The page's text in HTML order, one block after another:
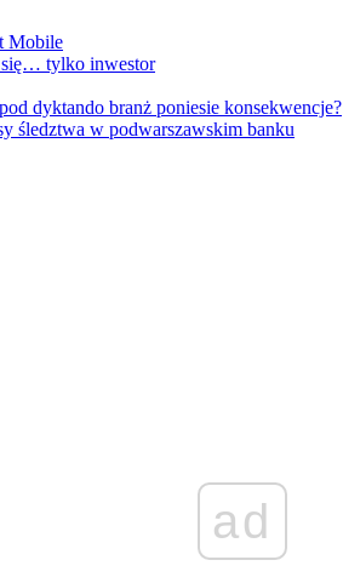
Mobile
się… tylko inwestor
dyktando branż poniesie konsekwencje?
śledztwa w podwarszawskim banku
ad